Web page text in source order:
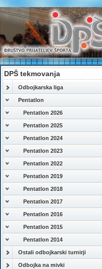
DPŠ tekmovanja
Odbojkarska liga
Pentatlon
Pentatlon 2026
Pentatlon 2025
Pentatlon 2024
Pentatlon 2023
Pentatlon 2022
Pentatlon 2019
Pentatlon 2018
Pentatlon 2017
Pentatlon 2016
Pentatlon 2015
Pentatlon 2014
Ostali odbojkarski turnirji
Odbojka na mivki